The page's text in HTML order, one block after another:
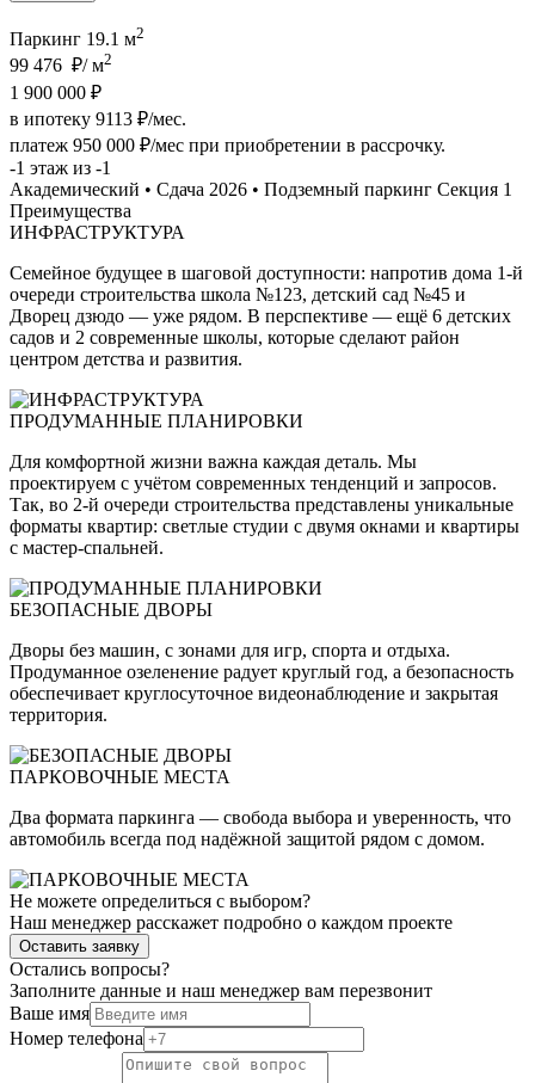
Паркинг 19.1 м2
99 476 ₽/ м2
1 900 000 ₽
в ипотеку 9113 ₽/мес.
платеж 950 000 ₽/мес при приобретении в рассрочку.
-1 этаж из -1
Академический • Сдача 2026 • Подземный паркинг Секция 1
Преимущества
ИНФРАСТРУКТУРА
Семейное будущее в шаговой доступности: напротив дома 1-й
очереди строительства школа №123, детский сад №45 и
Дворец дзюдо — уже рядом. В перспективе — ещё 6 детских
садов и 2 современные школы, которые сделают район
центром детства и развития.
ПРОДУМАННЫЕ ПЛАНИРОВКИ
Для комфортной жизни важна каждая деталь. Мы
проектируем с учётом современных тенденций и запросов.
Так, во 2-й очереди строительства представлены уникальные
форматы квартир: светлые студии с двумя окнами и квартиры
с мастер-спальней.
БЕЗОПАСНЫЕ ДВОРЫ
Дворы без машин, с зонами для игр, спорта и отдыха.
Продуманное озеленение радует круглый год, а безопасность
обеспечивает круглосуточное видеонаблюдение и закрытая
территория.
ПАРКОВОЧНЫЕ МЕСТА
Два формата паркинга — свобода выбора и уверенность, что
автомобиль всегда под надёжной защитой рядом с домом.
Не можете определиться с выбором?
Наш менеджер расскажет подробно о каждом проекте
Оставить заявку
Остались вопросы?
Заполните данные и наш менеджер вам перезвонит
Ваше имя
Номер телефона